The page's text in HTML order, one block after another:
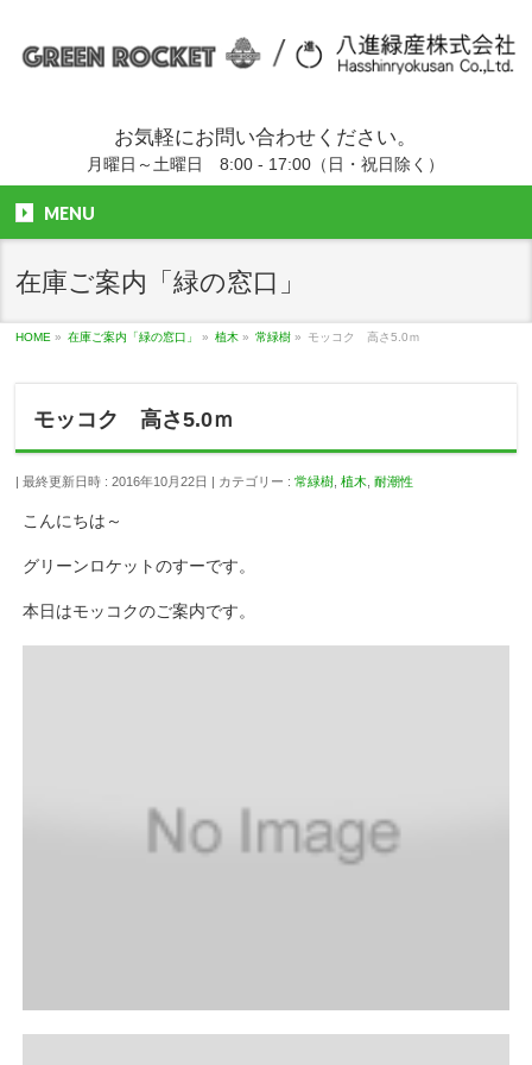
お気軽にお問い合わせください。
月曜日～土曜日 8:00 - 17:00（日・祝日除く）
MENU
在庫ご案内「緑の窓口」
HOME » 在庫ご案内「緑の窓口」 » 植木 » 常緑樹 » モッコク 高さ5.0ｍ
モッコク 高さ5.0ｍ
最終更新日時 : 2016年10月22日 カテゴリー :常緑樹 ,植木 ,耐潮性
こんにちは～
グリーンロケットのすーです。
本日はモッコクのご案内です。